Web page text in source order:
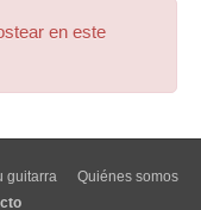
en este
guitarra
Quiénes somos